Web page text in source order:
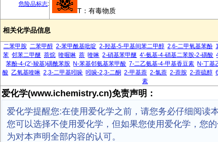
危险品标志:
T：有毒物质
相关化学品信息
二苯甲胺 二苯甲醇 2-苯甲酰基吡啶 2-羟基-5-甲基间苯二甲醇 2,6-二甲氧基苯酚
苯 邻苯二甲醚 萘烷 喹喔啉 萘 喹啉 2-硝基苯甲醚 4'-氨基-4-硝基二苯胺-2-磺酸
苯酚-4-(2'-羧基)磺酰苯胺 N-苯基邻氨基苯甲酸 7-二乙氨基-4-甲基香豆素 N-丁基
酸 乙氧基喹啉 2,3-二甲基吲哚 吲哚-2,3-二酮 2-甲基萘 2-氯萘 2-萘胺 2-萘硫醇
素
爱化学(www.ichemistry.cn)免责声明：
爱化学提醒您:在使用爱化学之前，请您务必仔细阅读
您可以选择不使用爱化学，但如果您使用爱化学，您
为对本声明全部内容的认可。